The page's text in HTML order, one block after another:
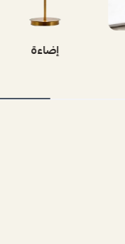
اشجار الزينه